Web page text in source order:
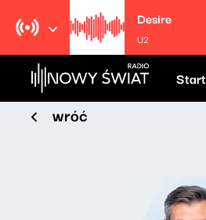
Desire
U2
Start
wróć